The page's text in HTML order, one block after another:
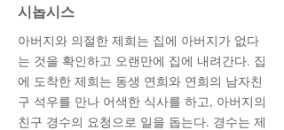
시놉시스
아버지와 의절한 제희는 집에 아버지가 없다
는 것을 확인하고 오랜만에 집에 내려간다. 집
에 도착한 제희는 동생 연희와 연희의 남자친
구 석우를 만나 어색한 식사를 하고, 아버지의
친구 경수의 요청으로 일을 돕는다. 경수는 제